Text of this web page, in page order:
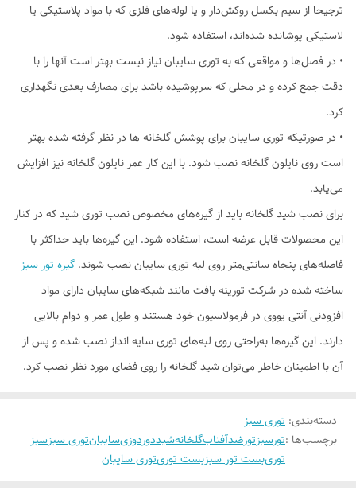
ترجیحا از سیم بکسل روکش‌دار و یا لوله‌های فلزی که با مواد پلاستیکی یا
لاستیکی پوشانده شده‌اند، استفاده شود.
• در فصل‌ها و مواقعی که به توری سایبان نیاز نیست بهتر است آنها را با
دقت جمع کرده و در محلی که سرپوشیده باشد برای مصارف بعدی نگهداری
کرد.
• در صورتیکه توری سایبان برای پوشش گلخانه ها در نظر گرفته شده بهتر
است روی نایلون گلخانه نصب شود. با این کار عمر نایلون گلخانه نیز افزایش
می‌یابد.
برای نصب شید گلخانه‌ باید از گیره‌های مخصوص نصب توری شید که در کنار
این محصولات قابل عرضه است، استفاده شود. این گیره‌ها باید حداکثر با
فاصله‌های پنجاه سانتی‌متر روی لبه توری سایبان نصب ‌شوند. گیره تور سبز
ساخته شده در شرکت تورینه بافت مانند شبکه‌های سایبان دارای مواد
افزودنی آنتی یووی در فرمولاسیون خود هستند و طول عمر و دوام بالایی
دارند. این گیره‌ها به‌راحتی روی لبه‌های توری سایه انداز نصب شده و پس از
آن با اطمینان خاطر می‌توان شید گلخانه را روی فضای مورد نظر نصب کرد.
دسته‌بندی: توری سبز
برچسب‌ها :تورسبزتورضدآفتابگلخانهشیددوردوزیسایبانتوری سبزسبز
توریبست تور سبزبست توریتوری سایبان